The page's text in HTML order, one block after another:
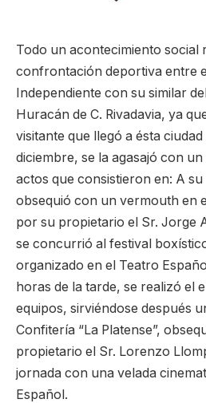
Todo un acontecimiento social
confrontación deportiva entre
Independiente con su similar
Huracán de C. Rivadavia, ya
visitante que llegó a ésta ciudad
diciembre, se la agasajó con
actos que consistieron en: A su
obsequió con un vermouth en
por su propietario el Sr. Jorge
se concurrió al festival
organizado en el Teatro
horas de la tarde, se realizó el
equipos, sirviéndose después
Confitería “La Platense”,
propietario el Sr. Lorenzo
jornada con una velada
Español.